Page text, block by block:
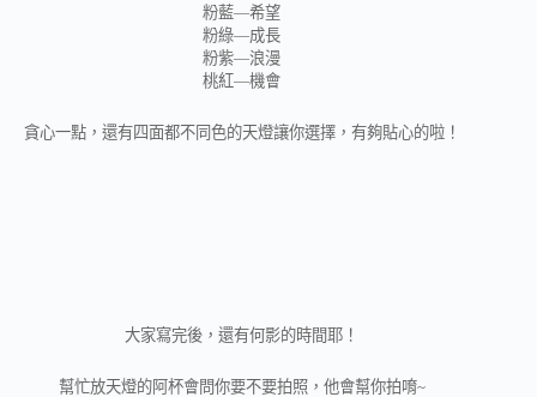
粉藍—希望
粉綠—成長
粉紫—浪漫
桃紅—機會
貪心一點，還有四面都不同色的天燈讓你選擇，有夠貼心的啦！
大家寫完後，還有何影的時間耶！
幫忙放天燈的阿杯會問你要不要拍照，他會幫你拍唷~